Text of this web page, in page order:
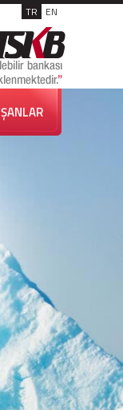
TR EN